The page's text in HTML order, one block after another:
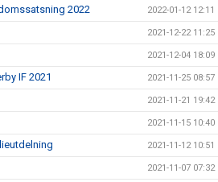
2022 2022-01-12 12:11
2021-12-22 11:25
2021-12-04 18:09
IF 2021 2021-11-25 08:57
2021-11-21 19:42
2021-11-15 10:40
2021-11-12 10:51
2021-11-07 07:32